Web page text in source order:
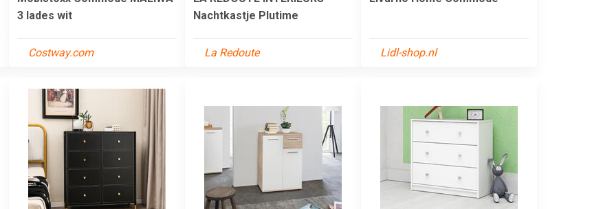
3 lades wit
Costway.com
Nachtkastje Plutime
La Redoute Lidl-shop.nl